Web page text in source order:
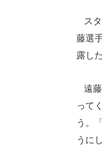
スタ
藤選
露した
遠藤
って
う。
うに